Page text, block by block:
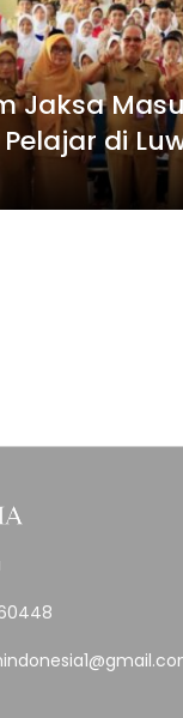
Jaksa
di